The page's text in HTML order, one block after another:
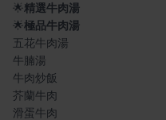
🌟精選牛肉湯
🌟極品牛肉湯
五花牛肉湯
牛腩湯
牛肉炒飯
芥蘭牛肉
滑蛋牛肉